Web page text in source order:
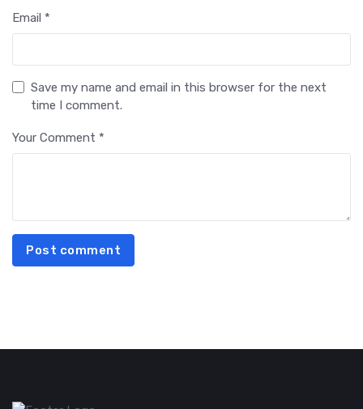
Email *
Save my name and email in this browser for the next
time I comment.
Your Comment *
Post comment